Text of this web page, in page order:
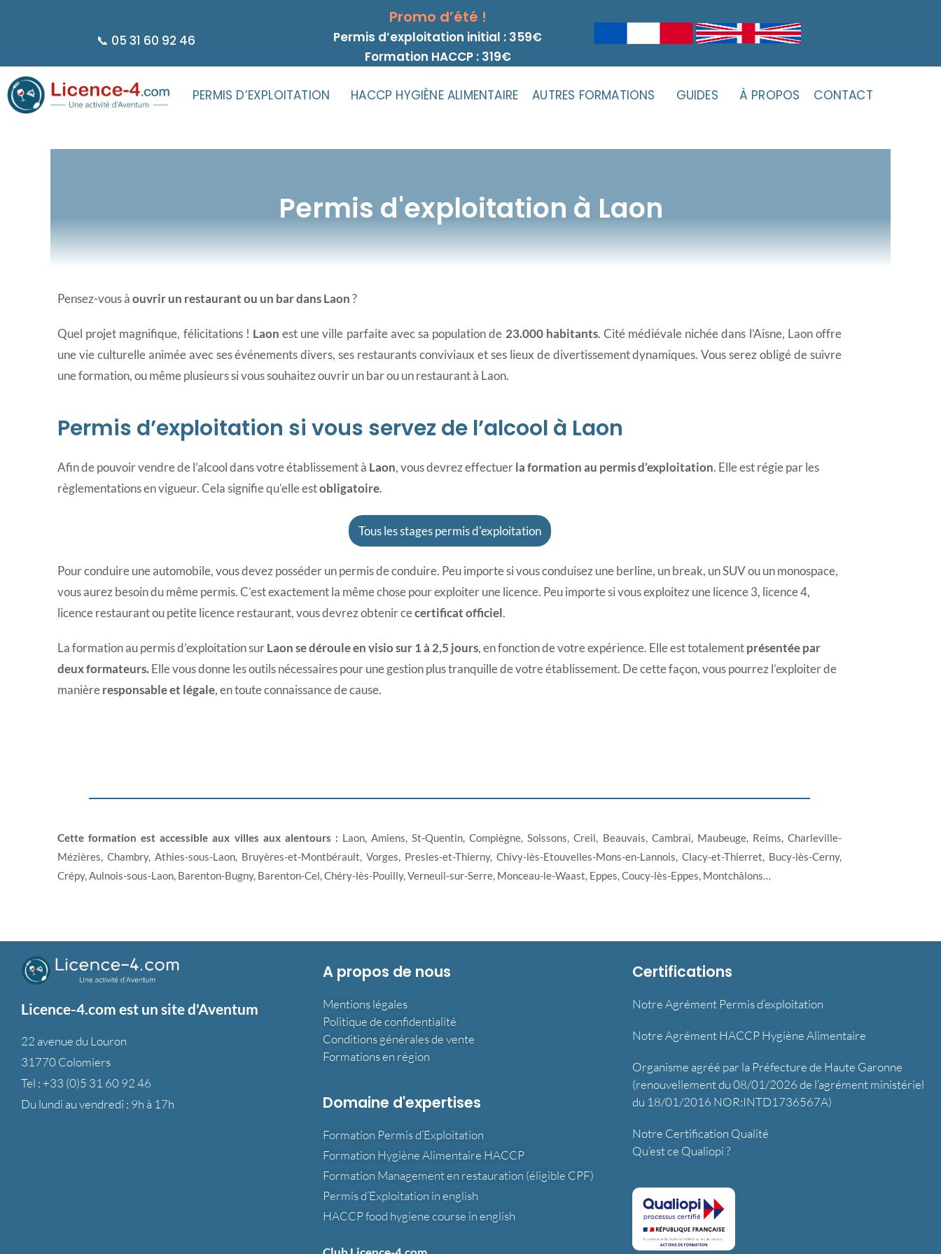
📞 05 31 60 92 46
Promo d’été !
Permis d’exploitation initial : 359€
Formation HACCP : 319€
PERMIS D’EXPLOITATION HACCP HYGIÈNE ALIMENTAIRE AUTRES FORMATIONS GUIDES À PROPOS CONTACT
Permis d'exploitation à Laon
Pensez-vous àouvrir un restaurant ou un bar dans Laon?
Quel projet magnifique, félicitations ! Laon est une ville parfaite avec sa population de 23.000 habitants. Cité médiévale nichée dans l’Aisne, Laon offre
une vie culturelle animée avec ses événements divers, ses restaurants conviviaux et ses lieux de divertissement dynamiques. Vous serez obligé de suivre
une formation, ou même plusieurs si vous souhaitez ouvrir un bar ou un restaurant à Laon.
Permis d’exploitation si vous servez de l’alcool à Laon
Afin de pouvoir vendre de l’alcool dans votre établissement à Laon, vous devrez effectuerla formation au permis d’exploitation. Elle est régie par les
règlementations en vigueur. Cela signifie qu’elle estobligatoire.
Tous les stages permis d'exploitation
Pour conduire une automobile, vous devez posséder un permis de conduire. Peu importe si vous conduisez une berline, un break, un SUV ou un monospace,
vous aurez besoin du même permis. C’est exactement la même chose pour exploiter une licence. Peu importe si vous exploitez une licence 3, licence 4,
licence restaurant ou petite licence restaurant, vous devrez obtenir cecertificat officiel.
La formation au permis d’exploitation surLaon se déroule en visio sur 1 à 2,5 jours, en fonction de votre expérience. Elle est totalementprésentée par
deux formateurs.Elle vous donne les outils nécessaires pour une gestion plus tranquille de votre établissement. De cette façon, vous pourrez l’exploiter de
manièreresponsable et légale, en toute connaissance de cause.
Cette formation est accessible aux villes aux alentours : Laon, Amiens, St-Quentin, Compiègne, Soissons, Creil, Beauvais, Cambrai, Maubeuge, Reims, Charleville-
Mézières, Chambry, Athies-sous-Laon, Bruyères-et-Montbérault, Vorges, Presles-et-Thierny, Chivy-lès-Etouvelles-Mons-en-Lannois, Clacy-et-Thierret, Bucy-lès-Cerny,
Crépy, Aulnois-sous-Laon, Barenton-Bugny, Barenton-Cel, Chéry-lès-Pouilly, Verneuil-sur-Serre, Monceau-le-Waast, Eppes, Coucy-lès-Eppes, Montchâlons…
Licence-4.com est un site d'Aventum
22 avenue du Louron
31770 Colomiers
Tel : +33 (0)5 31 60 92 46
Du lundi au vendredi : 9h à 17h
A propos de nous
Mentions légales
Politique de confidentialité
Conditions générales de vente
Formations en région
Domaine d'expertises
Formation Permis d’Exploitation
Formation Hygiène Alimentaire HACCP
Formation Management en restauration (éligible CPF)
Permis d’Exploitation in english
HACCP food hygiene course in english
Certifications
Notre Agrément Permis d’exploitation
Notre Agrément HACCP Hygiène Alimentaire
Organisme agréé par la Préfecture de Haute Garonne
(renouvellement du 08/01/2026 de l’agrément ministériel
du 18/01/2016 NOR:INTD1736567A)
Notre Certification Qualité
Qu’est ce Qualiopi ?